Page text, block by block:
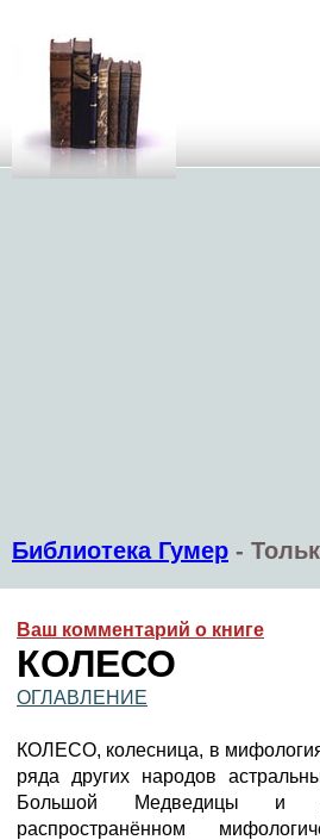
Библиотека Гумер -
Ваш комментарий о книге
КОЛЕСО
ОГЛАВЛЕНИЕ
КОЛЕСО, колесница, в
ряда других народов
Большой Медведицы
распространённом